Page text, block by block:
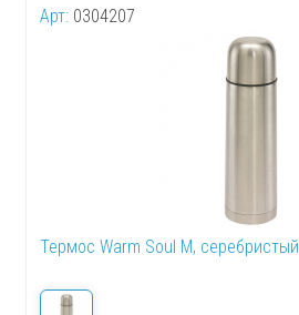
Арт: 0304207
Термос Warm Soul M, серебристый